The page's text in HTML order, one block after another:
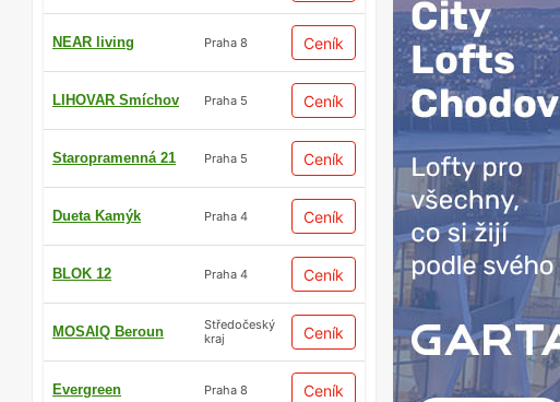
NEAR living Praha 8 Ceník
LIHOVAR Smíchov Praha 5 Ceník
Staropramenná 21 Praha 5 Ceník
Dueta Kamýk Praha 4 Ceník
BLOK 12 Praha 4 Ceník
MOSAIQ Beroun
Středočeský
kraj
Ceník
Evergreen Praha 8 Ceník